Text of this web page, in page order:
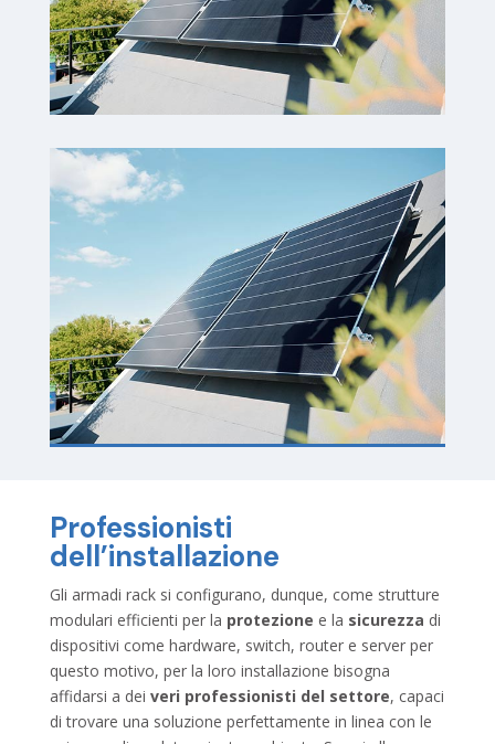
Professionisti
dell’installazione
Gli armadi rack si configurano, dunque, come strutture
modulari efficienti per la protezione e la sicurezza di
dispositivi come hardware, switch, router e server per
questo motivo, per la loro installazione bisogna
affidarsi a dei veri professionisti del settore, capaci
di trovare una soluzione perfettamente in linea con le